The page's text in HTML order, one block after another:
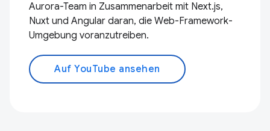
Aurora-Team in Zusammenarbeit mit Next.js,
Nuxt und Angular daran, die Web-Framework-
Umgebung voranzutreiben.
Auf YouTube ansehen